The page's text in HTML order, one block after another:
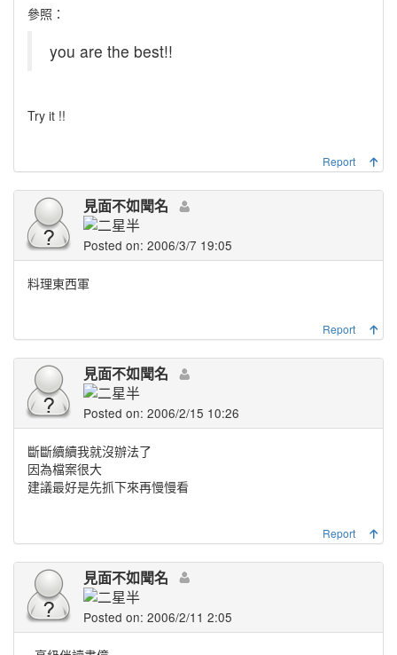
參照：
you are the best!!
Try it !!
Report
見面不如聞名
Posted on: 2006/3/7 19:05
料理東西軍
Report
見面不如聞名
Posted on: 2006/2/15 10:26
斷斷續續我就沒辦法了
因為檔案很大
建議最好是先抓下來再慢慢看
Report
見面不如聞名
Posted on: 2006/2/11 2:05